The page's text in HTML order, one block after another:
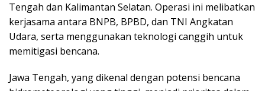
Tengah dan Kalimantan Selatan. Operasi ini melibatkan
kerjasama antara BNPB, BPBD, dan TNI Angkatan
Udara, serta menggunakan teknologi canggih untuk
memitigasi bencana.
Jawa Tengah, yang dikenal dengan potensi bencana